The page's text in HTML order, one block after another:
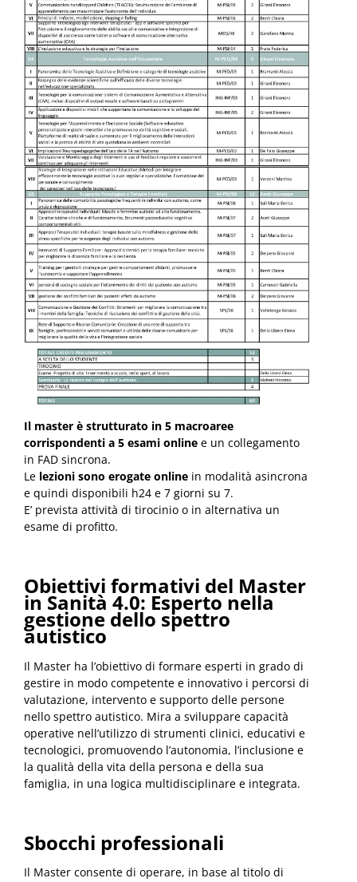
Il master è strutturato in 5 macroaree
corrispondenti a 5 esami online e un collegamento
in FAD sincrona.
Le lezioni sono erogate online in modalità asincrona
e quindi disponibili h24 e 7 giorni su 7.
E’ prevista attività di tirocinio o in alternativa un
esame di profitto.
Obiettivi formativi del Master
in Sanità 4.0: Esperto nella
gestione dello spettro
autistico
Il Master ha l’obiettivo di formare esperti in grado di
gestire in modo competente e innovativo i percorsi di
valutazione, intervento e supporto delle persone
nello spettro autistico. Mira a sviluppare capacità
operative nell’utilizzo di strumenti clinici, educativi e
tecnologici, promuovendo l’autonomia, l’inclusione e
la qualità della vita della persona e della sua
famiglia, in una logica multidisciplinare e integrata.
Sbocchi professionali
Il Master consente di operare, in base al titolo di